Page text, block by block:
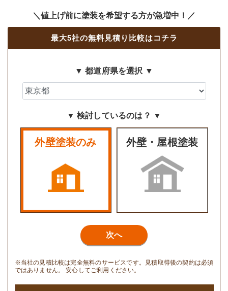
＼値上げ前に塗装を希望する方が急増中！／
最大5社の無料見積り比較はコチラ
▼ 都道府県を選択 ▼
▼ 検討しているのは？ ▼
外壁塗装のみ 外壁・屋根塗装
次へ
※当社の見積比較は完全無料のサービスです。見積取得後の契約は必須
ではありません。 安心してご利用ください。